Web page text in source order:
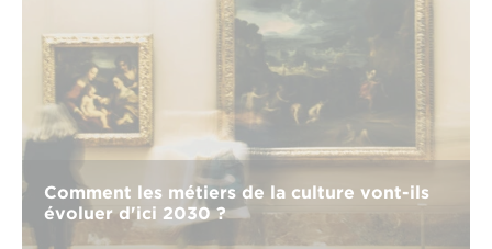
Comment les métiers de la culture vont-ils
évoluer d'ici 2030 ?